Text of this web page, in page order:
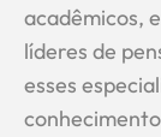
acadêmicos,
líderes de
esses